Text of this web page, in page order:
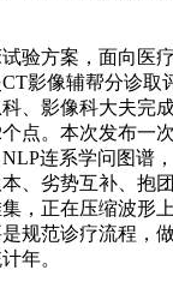
方案，面向医疗
影像辅帮分诊取
、影像科大夫完
点。本次发布一
连系学问图谱
、劣势互补、抱
，正在压缩波形
规范诊疗流程，
年。